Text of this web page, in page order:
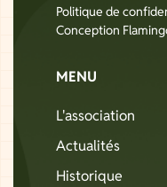
Politique de
Conception
MENU
L'association
Actualités
Historique